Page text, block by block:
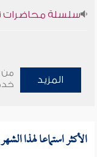
سلسلة محاضرات
المزيد
من
الأكثر استماعا لهذا الشهر